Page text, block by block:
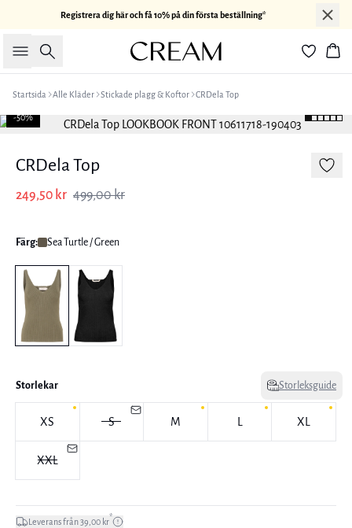
Registrera dig här och få 10% på din första beställning*
Sök
Startsida Alle Kläder Stickade plagg & Koftor CRDela Top
-50%
CRDela Top
249,50 kr 499,00 kr
Färg: Sea Turtle / Green
Storlekar Storleksguide
XS S M L XL
XXL
Leverans från 39,00 kr*